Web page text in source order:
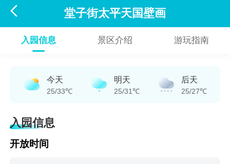
 堂子街太平天国壁画
入园信息 景区介绍 游玩指南
今天
25/33℃
明天
25/31℃
后天
25/27℃
入园信息
开放时间